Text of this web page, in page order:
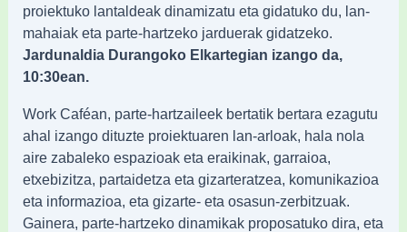
proiektuko lantaldeak dinamizatu eta gidatuko du, lan-
mahaiak eta parte-hartzeko jarduerak gidatzeko.
Jardunaldia Durangoko Elkartegian izango da,
10:30ean.
Work Caféan, parte-hartzaileek bertatik bertara ezagutu
ahal izango dituzte proiektuaren lan-arloak, hala nola
aire zabaleko espazioak eta eraikinak, garraioa,
etxebizitza, partaidetza eta gizarteratzea, komunikazioa
eta informazioa, eta gizarte- eta osasun-zerbitzuak.
Gainera, parte-hartzeko dinamikak proposatuko dira, eta